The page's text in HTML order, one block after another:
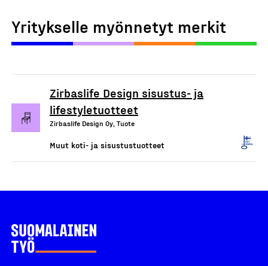
Yritykselle myönnetyt merkit
Zirbaslife Design sisustus- ja
lifestyletuotteet
Zirbaslife Design Oy, Tuote
Muut koti- ja sisustustuotteet